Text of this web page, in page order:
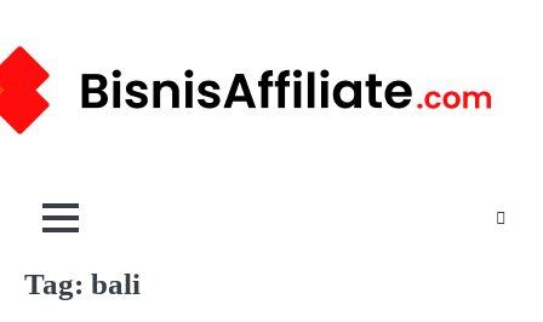
content
Tag: bali